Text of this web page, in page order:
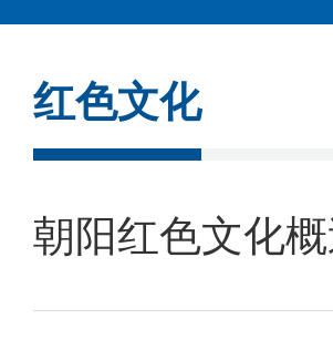
红色文化
朝阳红色文化